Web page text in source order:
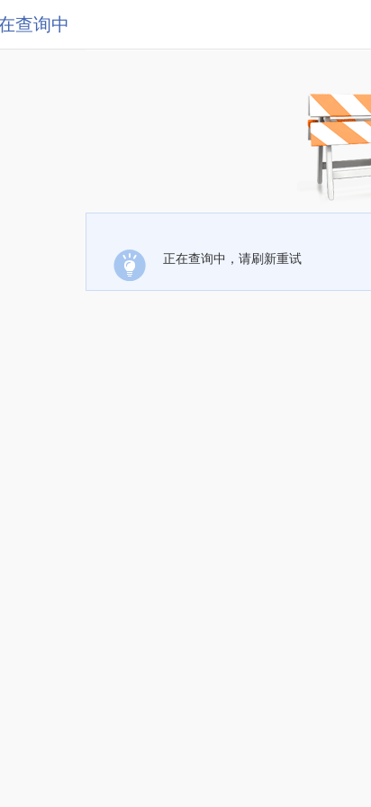
查询中
正在查询中，请刷新重试